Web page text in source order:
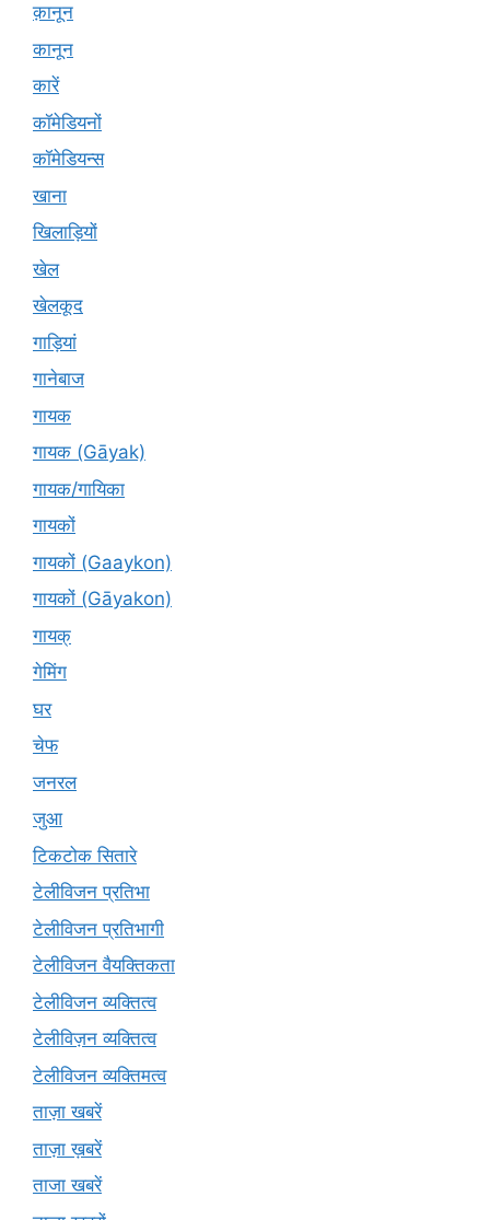
क़ानून
कानून
कारें
कॉमेडियनों
कॉमेडियन्स
खाना
खिलाड़ियों
खेल
खेलकूद
गाड़ियां
गानेबाज
गायक
गायक (Gāyak)
गायक/गायिका
गायकों
गायकों (Gaaykon)
गायकों (Gāyakon)
गायक्
गेमिंग
घर
चेफ
जनरल
जुआ
टिकटोक सितारे
टेलीविजन प्रतिभा
टेलीविजन प्रतिभागी
टेलीविजन वैयक्तिकता
टेलीविजन व्यक्तित्व
टेलीविज़न व्यक्तित्व
टेलीविजन व्यक्तिमत्व
ताज़ा खबरें
ताज़ा ख़बरें
ताजा खबरें